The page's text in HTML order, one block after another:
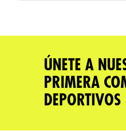
ÚNETE A
PRIMERA
DEPORTIVOS